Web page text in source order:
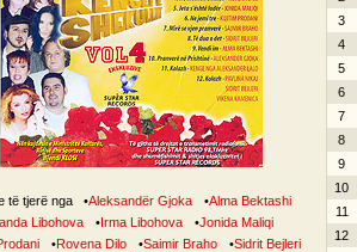
të tjerë nga •Aleksandër Gjoka •Alma Bektashi
Libohova •Irma Libohova •Jonida Maliqi
•Rovena Dilo •Saimir Braho •Sidrit Bejleri
3
4
5
6
7
8
9
10
11
12